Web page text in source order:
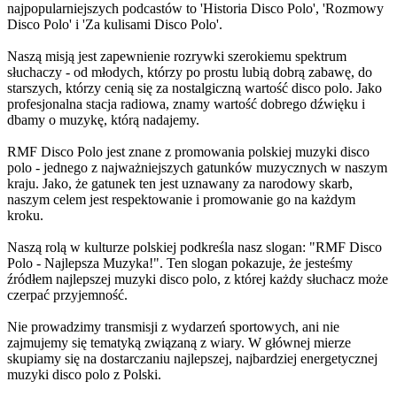
najpopularniejszych podcastów to 'Historia Disco Polo', 'Rozmowy
Disco Polo' i 'Za kulisami Disco Polo'.
Naszą misją jest zapewnienie rozrywki szerokiemu spektrum
słuchaczy - od młodych, którzy po prostu lubią dobrą zabawę, do
starszych, którzy cenią się za nostalgiczną wartość disco polo. Jako
profesjonalna stacja radiowa, znamy wartość dobrego dźwięku i
dbamy o muzykę, którą nadajemy.
RMF Disco Polo jest znane z promowania polskiej muzyki disco
polo - jednego z najważniejszych gatunków muzycznych w naszym
kraju. Jako, że gatunek ten jest uznawany za narodowy skarb,
naszym celem jest respektowanie i promowanie go na każdym
kroku.
Naszą rolą w kulturze polskiej podkreśla nasz slogan: "RMF Disco
Polo - Najlepsza Muzyka!". Ten slogan pokazuje, że jesteśmy
źródłem najlepszej muzyki disco polo, z której każdy słuchacz może
czerpać przyjemność.
Nie prowadzimy transmisji z wydarzeń sportowych, ani nie
zajmujemy się tematyką związaną z wiary. W głównej mierze
skupiamy się na dostarczaniu najlepszej, najbardziej energetycznej
muzyki disco polo z Polski.